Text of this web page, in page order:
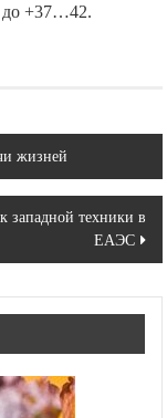
+37…42.
жизней
западной техники в
ЕАЭС